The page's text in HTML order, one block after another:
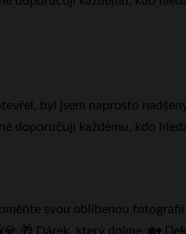
byl jsem naprosto
doporučuji každému, kdo